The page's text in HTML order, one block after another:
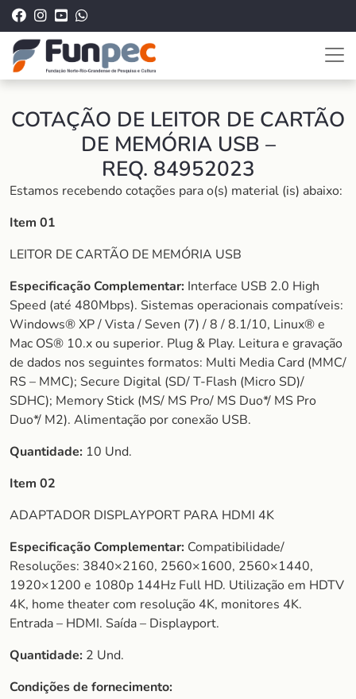
COTAÇÃO DE LEITOR DE CARTÃO
DE MEMÓRIA USB –
REQ. 84952023
Estamos recebendo cotações para o(s) material (is) abaixo:
Item 01
LEITOR DE CARTÃO DE MEMÓRIA USB
Especificação Complementar: Interface USB 2.0 High
Speed (até 480Mbps). Sistemas operacionais compatíveis:
Windows® XP / Vista / Seven (7) / 8 / 8.1/10, Linux® e
Mac OS® 10.x ou superior. Plug & Play. Leitura e gravação
de dados nos seguintes formatos: Multi Media Card (MMC/
RS – MMC); Secure Digital (SD/ T-Flash (Micro SD)/
SDHC); Memory Stick (MS/ MS Pro/ MS Duo*/ MS Pro
Duo*/ M2). Alimentação por conexão USB.
Quantidade: 10 Und.
Item 02
ADAPTADOR DISPLAYPORT PARA HDMI 4K
Especificação Complementar: Compatibilidade/
Resoluções: 3840×2160, 2560×1600, 2560×1440,
1920×1200 e 1080p 144Hz Full HD. Utilização em HDTV
4K, home theater com resolução 4K, monitores 4K.
Entrada – HDMI. Saída – Displayport.
Quantidade: 2 Und.
Condições de fornecimento: